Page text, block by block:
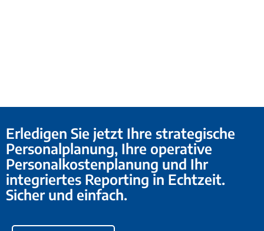
Erledigen Sie jetzt Ihre strategische
Personalplanung, Ihre operative
Personalkostenplanung und Ihr
integriertes Reporting in Echtzeit.
Sicher und einfach.